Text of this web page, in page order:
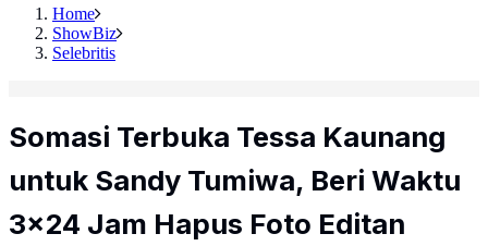
Home
ShowBiz
Selebritis
Somasi Terbuka Tessa Kaunang
untuk Sandy Tumiwa, Beri Waktu
3x24 Jam Hapus Foto Editan